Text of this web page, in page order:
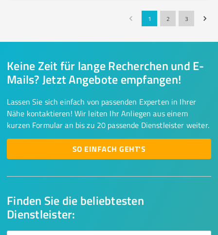
1 2 3
Finden Sie die beliebtesten
Dienstleister:
Keine Zeit für lange Recherchen und E-
Mails? Jetzt Angebote empfangen!
Lassen Sie sich einfach von passenden Experten in Ihrer
Nähe kontaktieren! Wir leiten Ihr Anliegen aus einem
kurzen Formular an bis zu 20 passende Dienstleister weiter.
SO EINFACH GEHT'S